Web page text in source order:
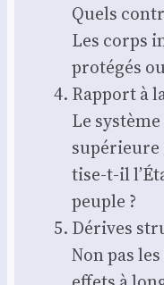
Quels
Les corps
pro­té­gés
Rap­port à
Le
tise-t-il
peuple ?
Dérives
Non pas